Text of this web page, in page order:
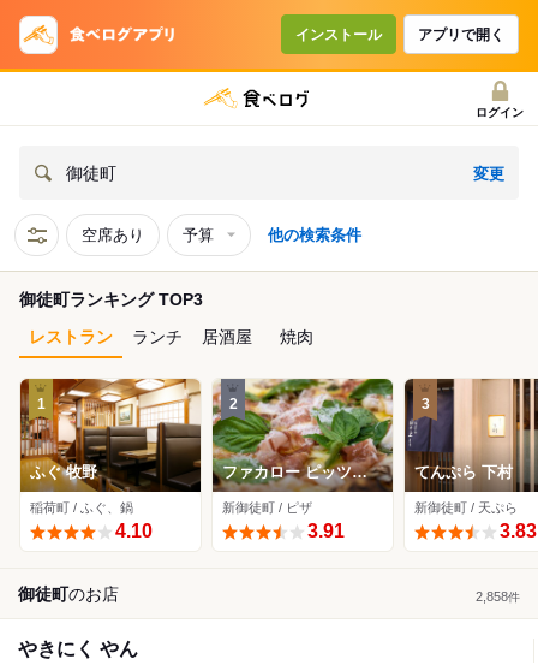
インストール アプリで開く
ログイン
御徒町 変更
空席あり 予算 他の検索条件
御徒町ランキング TOP3
レストラン
ランチ 居酒屋 焼肉
1
ふぐ 牧野
稲荷町 / ふぐ、鍋
4.10
2
ファカロー ピッツァ
ギャラリー
新御徒町 / ピザ
3.91
3
てんぷら 下村
新御徒町 / 天ぷら
3.83
御徒町のお店 2,858件
やきにく やん